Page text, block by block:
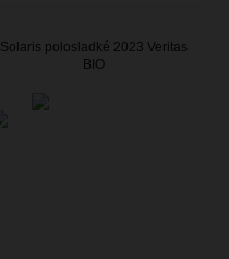
Solaris polosladké 2023 Veritas
BIO